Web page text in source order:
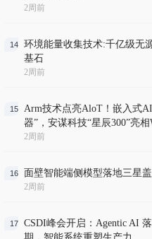
2周前
14
环境能量收集技术:千亿级无
基石
2周前
15
Arm技术点亮AloT！嵌入式
器”，安谋科技“星辰300”亮相
2周前
16 面壁智能端侧模型落地三星
2周前
17
CSDI峰会开启：Agentic AI